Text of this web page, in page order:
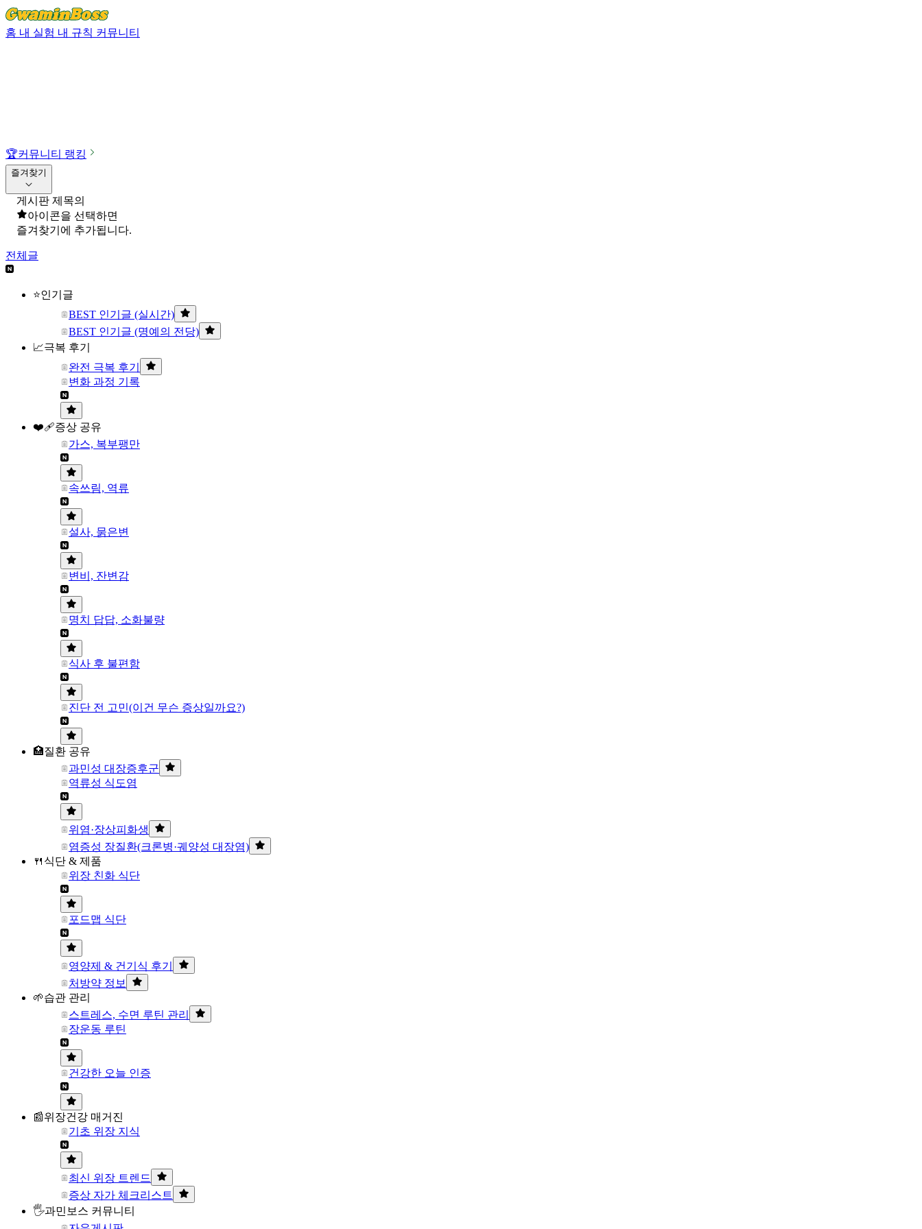
홈 내 실험 내 규칙 커뮤니티
🏆커뮤니티 랭킹
즐겨찾기
게시판 제목의
아이콘을 선택하면
즐겨찾기에 추가됩니다.
전체글
⭐인기글
BEST 인기글 (실시간)
BEST 인기글 (명예의 전당)
📈극복 후기
완전 극복 후기
변화 과정 기록
❤️‍🩹증상 공유
가스, 복부팽만
속쓰림, 역류
설사, 묽은변
변비, 잔변감
명치 답답, 소화불량
식사 후 불편함
진단 전 고민(이건 무슨 증상일까요?)
🏥질환 공유
과민성 대장증후군
역류성 식도염
위염·장상피화생
염증성 장질환(크론병·궤양성 대장염)
🍴식단 & 제품
위장 친화 식단
포드맵 식단
영양제 & 건기식 후기
처방약 정보
🌱습관 관리
스트레스, 수면 루틴 관리
장운동 루틴
건강한 오늘 인증
📰위장건강 매거진
기초 위장 지식
최신 위장 트렌드
증상 자가 체크리스트
🖐과민보스 커뮤니티